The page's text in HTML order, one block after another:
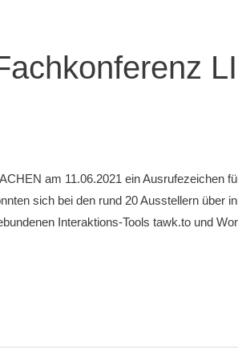
am 11.06.2021 ein Ausrufezeichen
sich bei den rund 20 Ausstellern über
Interaktions-Tools tawk.to und